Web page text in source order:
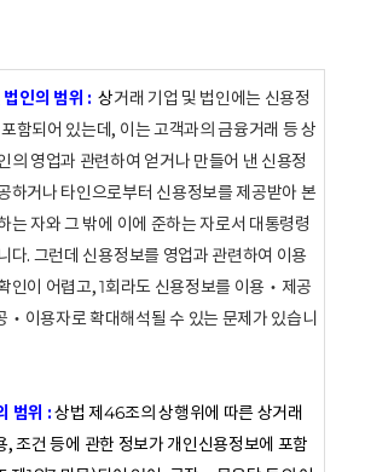
인의 범위 : 상거래 기업 및 법인에는 신용정
함되어 있는데, 이는 고객과의 금융거래 등 상
의 영업과 관련하여 얻거나 만들어 낸 신용정
하거나 타인으로부터 신용정보를 제공받아 본
는 자와 그 밖에 이에 준하는 자로서 대통령령
다. 그런데 신용정보를 영업과 관련하여 이용
인이 어렵고, 1회라도 신용정보를 이용‧제공
‧이용자로 확대해석될 수 있는 문제가 있습니
범위 :상법 제46조의 상행위에 따른 상거래
, 조건 등에 관한 정보가 개인신용정보에 포함